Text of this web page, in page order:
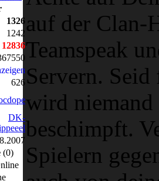
1326
1242
12836
626
DK-
(0)
auf der Clan-
Teamspeak
Servern.
wird
beschimpft.
Spielern